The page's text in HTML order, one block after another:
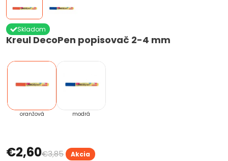
Kreul DecoPen popisovač 2-4 mm
Skladom
oranžová modrá
€2,60€3,85 Akcia